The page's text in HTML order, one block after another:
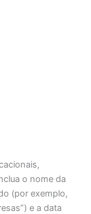
o nome da
(por exemplo,
e a data